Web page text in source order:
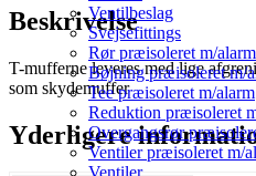
Ventilbeslag
Svejsefittings
Rør præisoleret m/alarm
Bøjning præisoleret m/
Tee præisoleret m/alarm
Reduktion præisoleret
Overgangsrør
Ventiler præisoleret m/
Ventiler
Beskrivelse
T-mufferne leveres med lige
som skydemuffer
Yderligere